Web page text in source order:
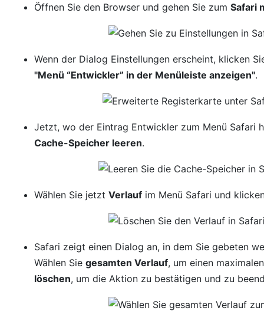
Öffnen Sie den Browser und gehen Sie zum Safari
Wenn der Dialog Einstellungen erscheint, klicken
"Menü “Entwickler” in der Menüleiste anzeigen".
Jetzt, wo der Eintrag Entwickler zum Menü Safari
Cache-Speicher leeren.
Wählen Sie jetzt Verlaufim Menü Safari und
Safari zeigt einen Dialog an, in dem Sie gebeten
Wählen Sie gesamten Verlauf, um einen
löschen, um die Aktion zu bestätigen und zu